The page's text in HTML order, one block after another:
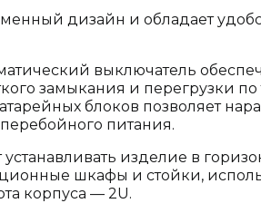
дизайн и обладает
выключатель
замыкания и перегрузки по
блоков позволяет
питания.
устанавливать изделие в
шкафы и стойки,
корпуса — 2U.